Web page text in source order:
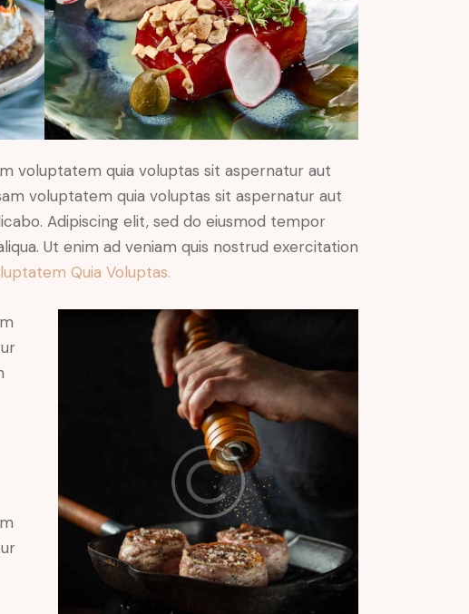
voluptatem quia voluptas sit aspernatur aut
voluptatem quia voluptas sit aspernatur aut
Adipiscing elit, sed do eiusmod tempor
Ut enim ad veniam quis nostrud exercitation
Quia Voluptas.